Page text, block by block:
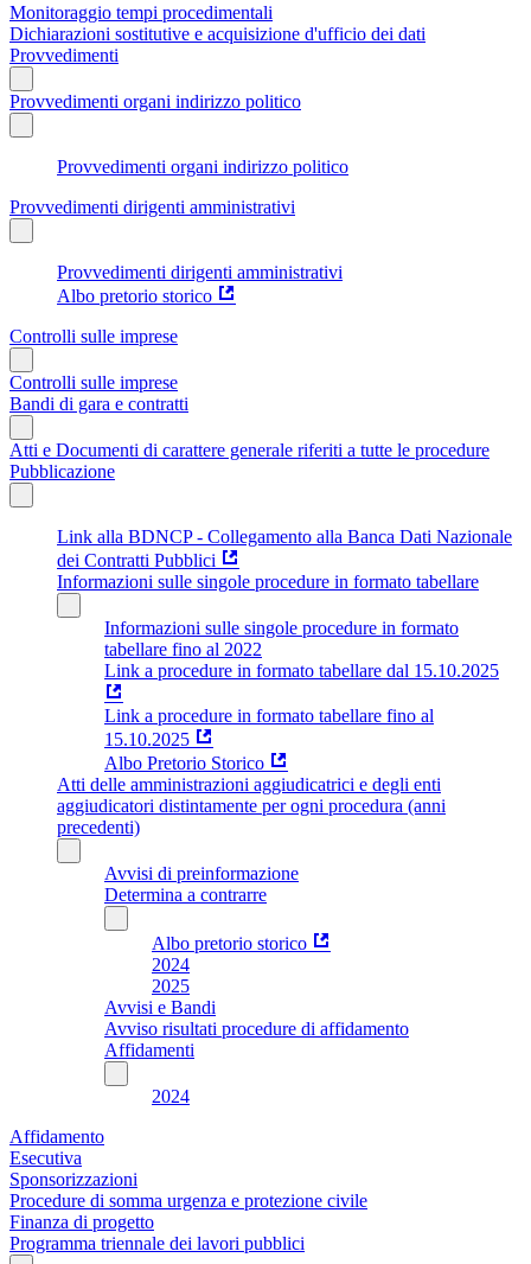
Monitoraggio tempi procedimentali
Dichiarazioni sostitutive e acquisizione d'ufficio dei dati
Provvedimenti
Provvedimenti organi indirizzo politico
Provvedimenti organi indirizzo politico
Provvedimenti dirigenti amministrativi
Provvedimenti dirigenti amministrativi
Albo pretorio storico
Controlli sulle imprese
Controlli sulle imprese
Bandi di gara e contratti
Atti e Documenti di carattere generale riferiti a tutte le procedure
Pubblicazione
Link alla BDNCP - Collegamento alla Banca Dati Nazionale
dei Contratti Pubblici
Informazioni sulle singole procedure in formato tabellare
Informazioni sulle singole procedure in formato
tabellare fino al 2022
Link a procedure in formato tabellare dal 15.10.2025
Link a procedure in formato tabellare fino al
15.10.2025
Albo Pretorio Storico
Atti delle amministrazioni aggiudicatrici e degli enti
aggiudicatori distintamente per ogni procedura (anni
precedenti)
Avvisi di preinformazione
Determina a contrarre
Albo pretorio storico
2024
2025
Avvisi e Bandi
Avviso risultati procedure di affidamento
Affidamenti
2024
Affidamento
Esecutiva
Sponsorizzazioni
Procedure di somma urgenza e protezione civile
Finanza di progetto
Programma triennale dei lavori pubblici